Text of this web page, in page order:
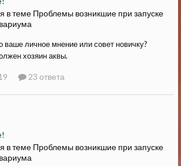
в теме Проблемы возникшие при запуске
ваше личное мнение или совет новичку?
хозяин аквы.
23 ответа
в теме Проблемы возникшие при запуске